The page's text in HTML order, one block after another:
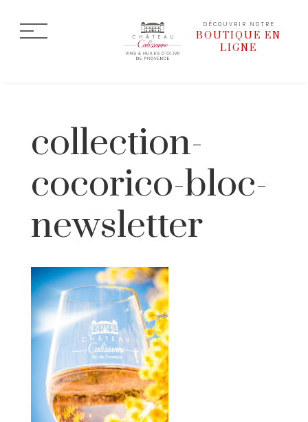
DÉCOUVRIR NOTRE
BOUTIQUE EN
LIGNE
collection-
cocorico-bloc-
newsletter